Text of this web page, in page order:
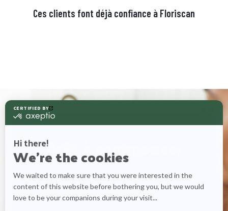
Ces clients font déjà confiance à Floriscan
Prêt à commencer
Faisons le bon choix pour votre application !